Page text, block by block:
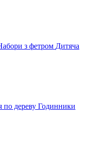
з фетром Дитяча
дереву Годинники